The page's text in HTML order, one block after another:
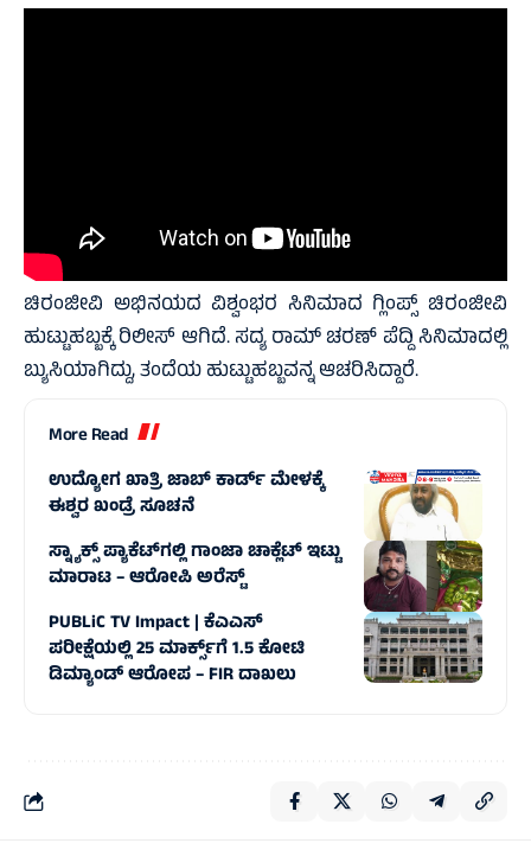
ಚಿರಂಜೀವಿ ಅಭಿನಯದ ವಿಶ್ವಂಭರ ಸಿನಿಮಾದ ಗ್ಲಿಂಪ್ಸ್ ಚಿರಂಜೀವಿ
ಹುಟ್ಟುಹಬ್ಬಕ್ಕೆ ರಿಲೀಸ್ ಆಗಿದೆ. ಸದ್ಯ ರಾಮ್‌ ಚರಣ್ ಪೆದ್ದಿ ಸಿನಿಮಾದಲ್ಲಿ
ಬ್ಯುಸಿಯಾಗಿದ್ದು, ತಂದೆಯ ಹುಟ್ಟುಹಬ್ಬವನ್ನ ಆಚರಿಸಿದ್ದಾರೆ.
More Read
ಉದ್ಯೋಗ ಖಾತ್ರಿ ಜಾಬ್ ಕಾರ್ಡ್ ಮೇಳಕ್ಕೆ
ಈಶ್ವರ ಖಂಡ್ರೆ ಸೂಚನೆ
ಸ್ನ್ಯಾಕ್ಸ್ ಪ್ಯಾಕೆಟ್‌ಗಲ್ಲಿ ಗಾಂಜಾ ಚಾಕ್ಲೆಟ್ ಇಟ್ಟು
ಮಾರಾಟ – ಆರೋಪಿ ಅರೆಸ್ಟ್
PUBLiC TV Impact | ಕೆಎಎಸ್
ಪರೀಕ್ಷೆಯಲ್ಲಿ 25 ಮಾರ್ಕ್ಸ್‌ಗೆ 1.5 ಕೋಟಿ
ಡಿಮ್ಯಾಂಡ್ ಆರೋಪ – FIR ದಾಖಲು